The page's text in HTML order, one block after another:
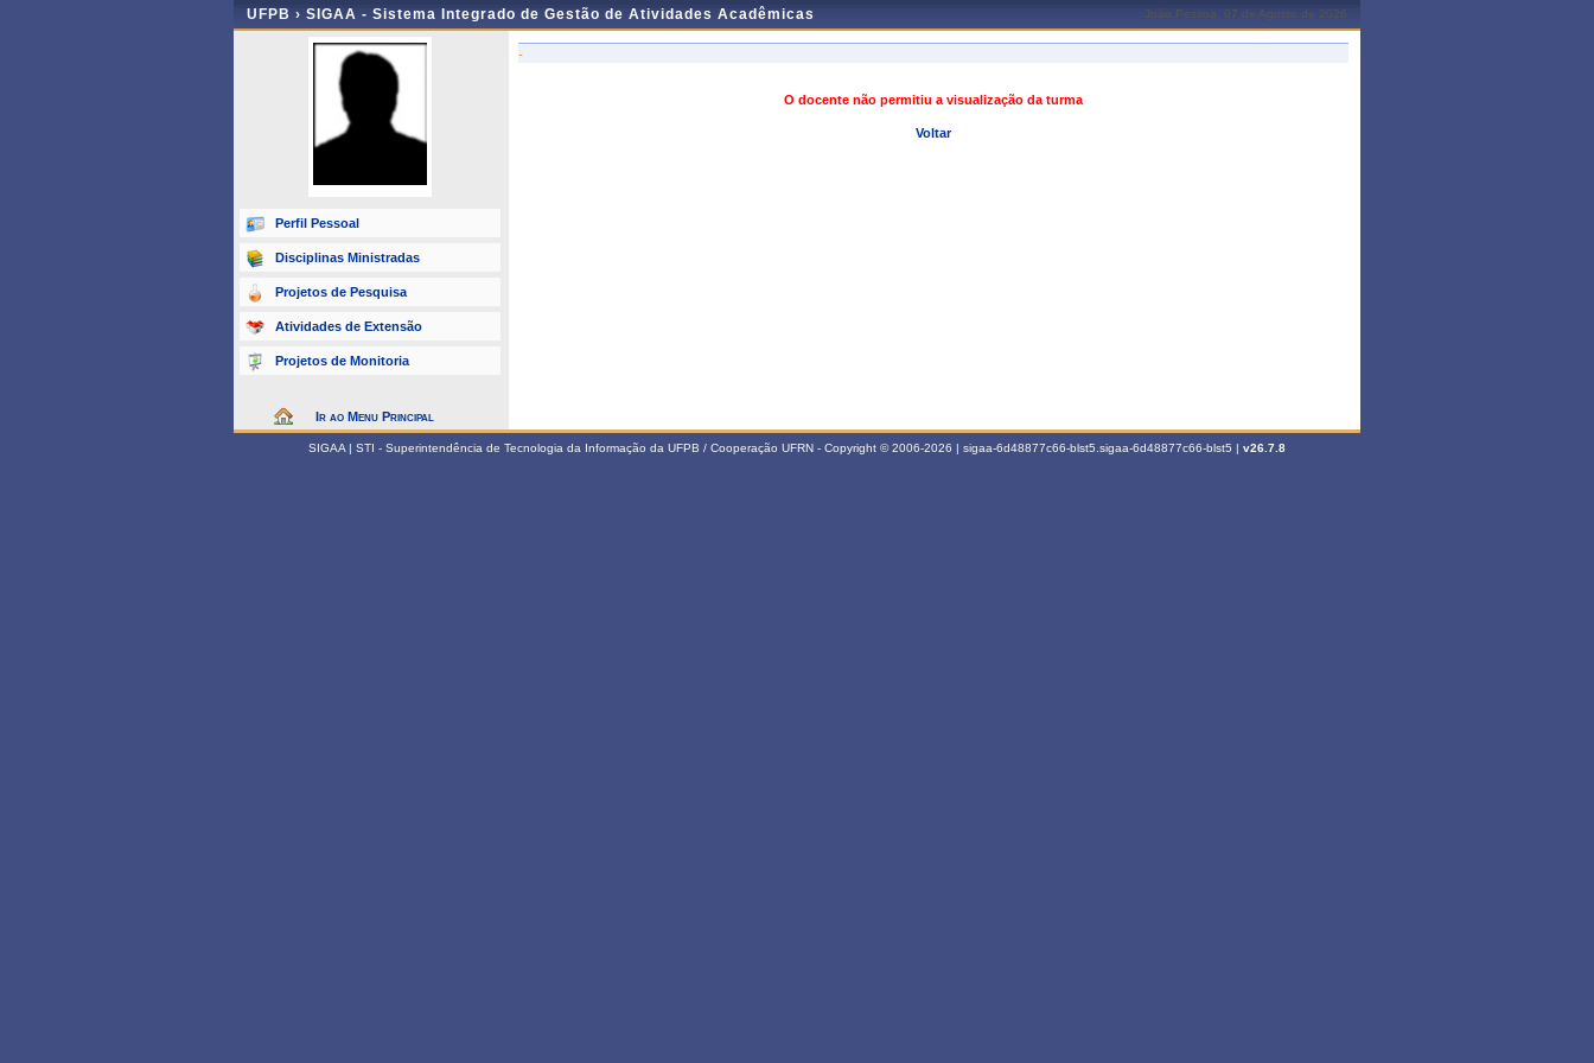
UFPB › SIGAA - Sistema Integrado de Gestão de Atividades Acadêmicas João Pessoa, 07 de Agosto de 2026
Perfil Pessoal
Disciplinas Ministradas
Projetos de Pesquisa
Atividades de Extensão
Projetos de Monitoria
Ir ao Menu Principal
-
O docente não permitiu a visualização da turma
Voltar
SIGAA | STI - Superintendência de Tecnologia da Informação da UFPB / Cooperação UFRN - Copyright © 2006-2026 | sigaa-6d48877c66-blst5.sigaa-6d48877c66-blst5 | v26.7.8